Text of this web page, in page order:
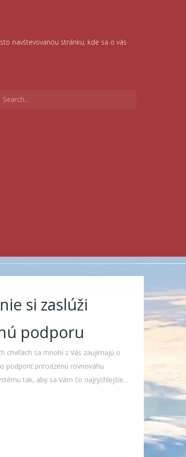
navštevovanou stránku, kde sa o vás
for:
si zaslúži
podporu
chvíľach sa mnohí z Vás zaujímajú o
podporiť prirodzenú rovnováhu
tak, aby sa Vám čo najrýchlejšie…